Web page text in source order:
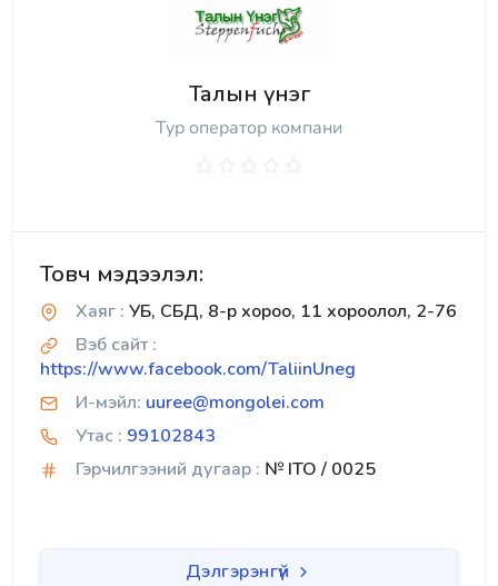
Талын үнэг
Тур оператор компани
Товч мэдээлэл:
Хаяг : УБ, СБД, 8-р хороо, 11 хороолол, 2-76
Вэб сайт :
https://www.facebook.com/TaliinUneg
И-мэйл: uuree@mongolei.com
Утас : 99102843
Гэрчилгээний дугаар : № ITO / 0025
Дэлгэрэнгүй